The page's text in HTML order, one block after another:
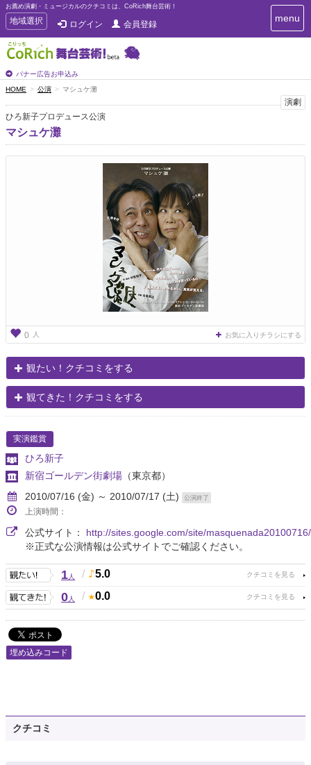
お薦め演劇・ミュージカルのクチコミは、CoRich舞台芸術！
T
o
g
g
e
n
a
v
i
g
地域選択 ログイン 会員登録
バナー広告お申込み
T
o
i
g
menu
HOME 公演 マシュケ灘
演劇
ひろ新子プロデュース公演
マシュケ灘
0 人 お気に入りチラシにする
観たい！クチコミをする
観てきた！クチコミをする
実演鑑賞
ひろ新子
新宿ゴールデン街劇場 （東京都）
2010/07/16 (金) ～ 2010/07/17 (土)
公演終了
上演時間：
公式サイト： http://sites.google.com/site/masquenada20100716/
※正式な公演情報は公式サイトでご確認ください。
1人 / 5.0
0人 / 0.0
埋め込みコード
クチコミ